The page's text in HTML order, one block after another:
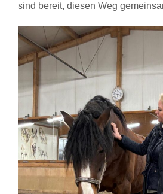
sind bereit, diesen Weg